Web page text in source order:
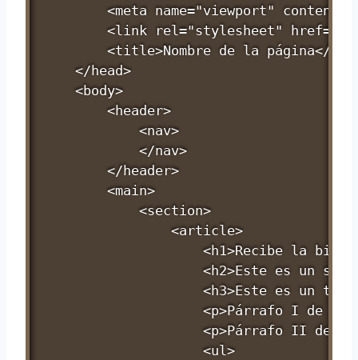
<meta name="viewport"
<link rel="stylesheet"
<title>Nombre de la página</
    </head>
    <body>
        <header>
            <nav>
            </nav>
        </header>
        <main>
            <section>
                <article>
<h1>Recibe la
<h2>Este es un
<h3>Este es un
<p>Párrafo I de
<p>Párrafo II de
                    <ul>